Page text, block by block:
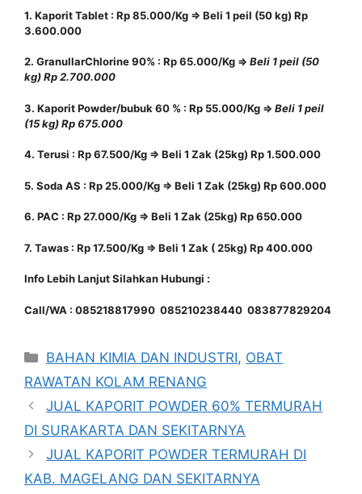
1. Kaporit Tablet : Rp 85.000/Kg => Beli 1 peil (50 kg) Rp
3.600.000
2. GranullarChlorine 90% : Rp 65.000/Kg => Beli 1 peil (50
kg) Rp 2.700.000
3. Kaporit Powder/bubuk 60 % : Rp 55.000/Kg => Beli 1 peil
(15 kg) Rp 675.000
4. Terusi : Rp 67.500/Kg => Beli 1 Zak (25kg) Rp 1.500.000
5. Soda AS : Rp 25.000/Kg => Beli 1 Zak (25kg) Rp 600.000
6. PAC : Rp 27.000/Kg => Beli 1 Zak (25kg) Rp 650.000
7. Tawas : Rp 17.500/Kg => Beli 1 Zak ( 25kg) Rp 400.000
Info Lebih Lanjut Silahkan Hubungi :
Call/WA : 085218817990 085210238440 083877829204
Kategori
BAHAN KIMIA DAN INDUSTRI, OBAT
RAWATAN KOLAM RENANG
JUAL KAPORIT POWDER 60% TERMURAH
DI SURAKARTA DAN SEKITARNYA
JUAL KAPORIT POWDER TERMURAH DI
KAB. MAGELANG DAN SEKITARNYA